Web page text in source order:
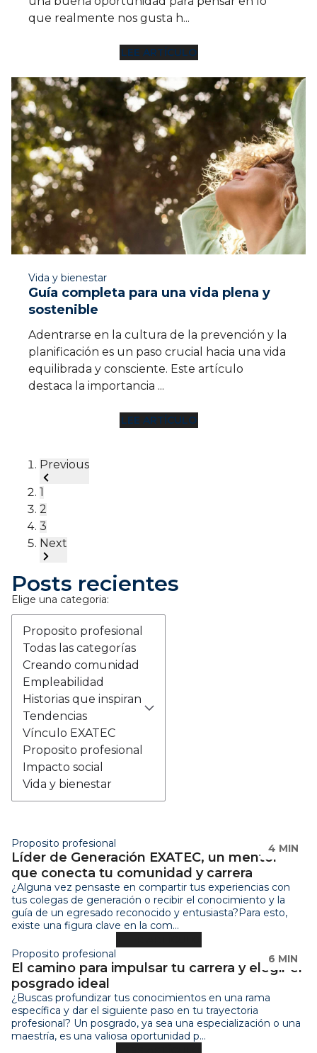
que realmente nos gusta h...
LEE ARTÍCULO
12 MIN
Vida y bienestar
Guía completa para una vida plena y
sostenible
Adentrarse en la cultura de la prevención y la
planificación es un paso crucial hacia una vida
equilibrada y consciente. Este artículo
destaca la importancia ...
LEE ARTÍCULO
Previous
1
2
3
Next
Posts recientes
Elige una categoria:
Proposito profesional
Todas las categorías
Creando comunidad
Empleabilidad
Historias que inspiran
Tendencias
Vínculo EXATEC
Proposito profesional
Impacto social
Vida y bienestar
4 MIN
Proposito profesional
Líder de Generación EXATEC, un mentor
que conecta tu comunidad y carrera
¿Alguna vez pensaste en compartir tus experiencias con
tus colegas de generación o recibir el conocimiento y la
guía de un egresado reconocido y entusiasta?Para esto,
existe una figura clave en la com...
6 MIN
Proposito profesional
El camino para impulsar tu carrera y elegir el
posgrado ideal
¿Buscas profundizar tus conocimientos en una rama
específica y dar el siguiente paso en tu trayectoria
profesional? Un posgrado, ya sea una especialización o una
maestría, es una valiosa oportunidad p...